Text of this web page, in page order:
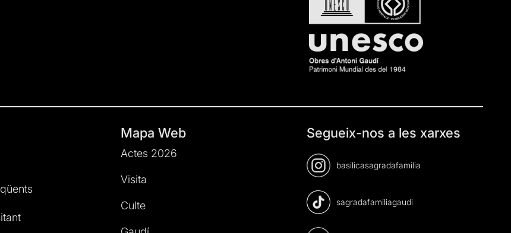
Mapa Web
Actes 2026
Visita
Culte
Segueix-nos a les xarxes
basilicasagradafamilia
sagradafamiliagaudi